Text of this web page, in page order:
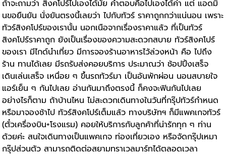
ถ้าจะถามว่า สิงคโปร์ไปเองได้มั๊ย คำตอบคือไปเองได้ค่า แต่ แอดมิ
นขอยืนยัน นั่งยันตรงนี้เลยว่า ไปกับทัวร์ ราคาถูกกว่าแน่นอน เพราะ
ทัวร์สิงคโปร์ของเรานั้น นอกเนือจากเรื่องราคาแล้ว ที่เป็นทัวร์
สิงคโปร์ราคาถูก ยังเป็นเรื่องของความสะดวกสบาย ทัวร์สิงคโปร์
ของเรา มีไกด์นำเที่ยว มีการจองร้านอาหารไว้ล่วงหน้า คือ ไปถึง
ร้าน ทานได้เลย มีรถรับส่งคอยบริการ ประมาณว่า ช้อปปิ้งเสร็จ
เดินเล่นเสร็จ เหนื่อย ๆ ขึ้นรถทัวร์มา เป็นอันพักผ่อน นอนสบายใจ
แอร์เย็น ๆ กันไปเลย อ่านกันมาถึงตรงนี้ ก็คงจะฟินกันไปเลย
อย่างไรก็ตาม ถ้าบ้านไหน ไม่สะดวกเดินทางในวันที่กรุ๊ปทัวร์กำหนด
หรือมาจองช้าไป ทัวร์สิงคโปร์เต็มแล้ว ทางบริษัทฯ ก็มีแพคเกจทัวร์
(ตั๋วเครื่องบิน+โรงแรม) คอยให้บริการกับลูกค้าที่น่ารักทุก ๆ ท่าน
ด้วยค่ะ สนใจเดินทางเป็นแพคเกจ ท่องเที่ยวเอง หรือจัดกรุ๊ปเหมา
กรุ๊ปส่วนตัว สามารถติดต่อสยามทราเวลมาร์ทได้ตลอดเวลา